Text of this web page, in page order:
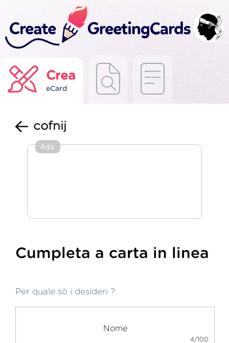
Crea
eCard
cofnij
Ads
Cumpleta a carta in linea
Per quale sò i desideri ?
4/100